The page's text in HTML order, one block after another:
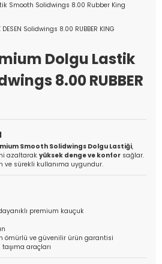
Smooth Solidwings 8.00 Rubber King
Solidwings 8.00 RUBBER KING
Dolgu Lastik
8.00 RUBBER
Smooth Solidwings Dolgu Lastiği,
azaltarak yüksek denge ve konfor sağlar.
ve sürekli kullanıma uygundur.
premium kauçuk
ömürlü ve güvenilir ürün garantisi
araçları